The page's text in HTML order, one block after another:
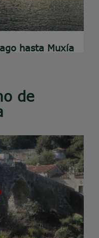
hasta Muxía
de